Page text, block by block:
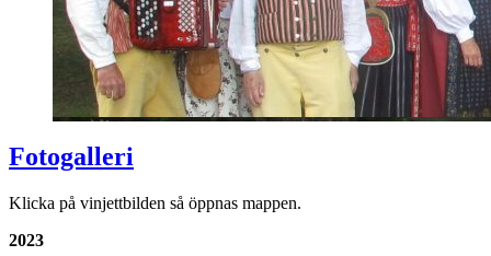
Fotogalleri
Klicka på vinjettbilden så öppnas mappen.
2023